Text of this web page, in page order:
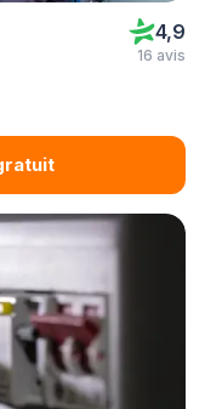
4,9
16 avis